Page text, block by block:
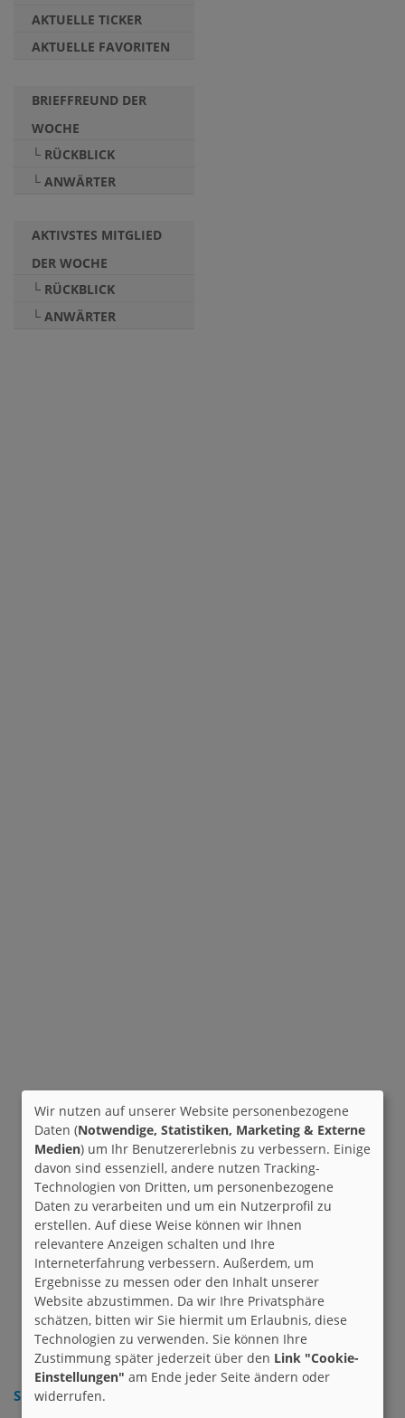
AKTUELLE TICKER
AKTUELLE FAVORITEN
BRIEFFREUND DER
WOCHE
└ RÜCKBLICK
└ ANWÄRTER
AKTIVSTES MITGLIED
DER WOCHE
└ RÜCKBLICK
└ ANWÄRTER
Suche nach Interesse:
Wir nutzen auf unserer Website personenbezogene
Daten (Notwendige, Statistiken, Marketing & Externe
Medien) um Ihr Benutzererlebnis zu verbessern. Einige
davon sind essenziell, andere nutzen Tracking-
Technologien von Dritten, um personenbezogene
Daten zu verarbeiten und um ein Nutzerprofil zu
erstellen. Auf diese Weise können wir Ihnen
relevantere Anzeigen schalten und Ihre
Interneterfahrung verbessern. Außerdem, um
Ergebnisse zu messen oder den Inhalt unserer
Website abzustimmen. Da wir Ihre Privatsphäre
schätzen, bitten wir Sie hiermit um Erlaubnis, diese
Technologien zu verwenden. Sie können Ihre
Zustimmung später jederzeit über den Link "Cookie-
Einstellungen" am Ende jeder Seite ändern oder
widerrufen.